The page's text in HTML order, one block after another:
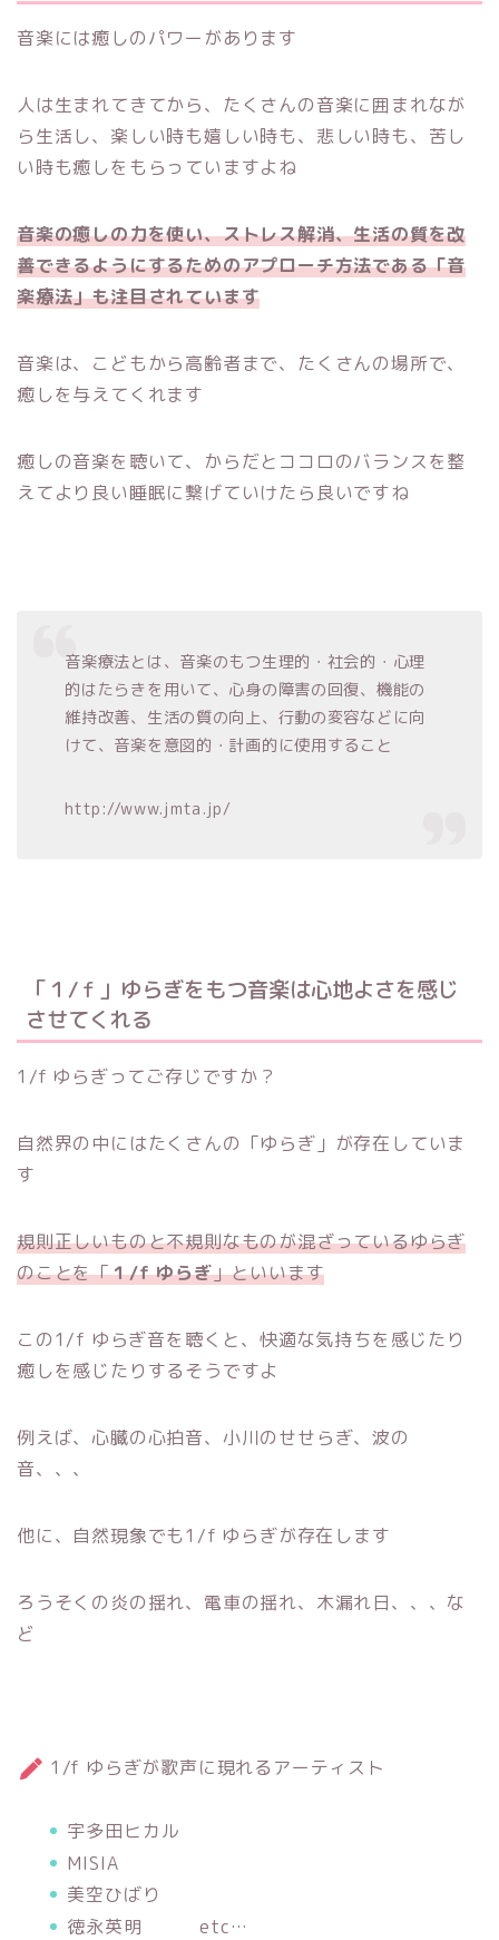
音楽には癒しのパワーがあります
人は生まれてきてから、たくさんの音楽に囲まれなが
ら生活し、楽しい時も嬉しい時も、悲しい時も、苦し
い時も癒しをもらっていますよね
音楽の癒しの力を使い、ストレス解消、生活の質を改
善できるようにするためのアプローチ方法である「音
楽療法」も注目されています
音楽は、こどもから高齢者まで、たくさんの場所で、
癒しを与えてくれます
癒しの音楽を聴いて、からだとココロのバランスを整
えてより良い睡眠に繋げていけたら良いですね
音楽療法とは、音楽のもつ生理的・社会的・心理
的はたらきを用いて、心身の障害の回復、機能の
維持改善、生活の質の向上、行動の変容などに向
けて、音楽を意図的・計画的に使用すること
http://www.jmta.jp/
「１/ｆ」ゆらぎをもつ音楽は心地よさを感じ
させてくれる
1/f ゆらぎってご存じですか？
自然界の中にはたくさんの「ゆらぎ」が存在していま
す
規則正しいものと不規則なものが混ざっているゆらぎ
のことを「１/f ゆらぎ」といいます
この1/f ゆらぎ音を聴くと、快適な気持ちを感じたり
癒しを感じたりするそうですよ
例えば、心臓の心拍音、小川のせせらぎ、波の
音、、、
他に、自然現象でも1/f ゆらぎが存在します
ろうそくの炎の揺れ、電車の揺れ、木漏れ日、、、な
ど
1/f ゆらぎが歌声に現れるアーティスト
宇多田ヒカル
MISIA
美空ひばり
徳永英明 etc…